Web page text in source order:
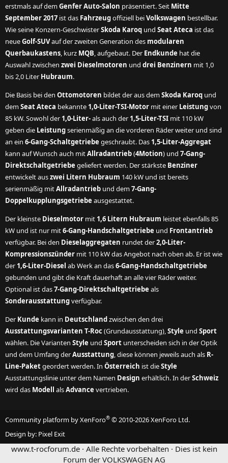
erstmals auf demGenfer Auto-Salon präsentiert. Seit Mitte
September 2017 ist das Fahrzeugoffiziell beiVolkswagen bestellbar.
Wie seine Konzern-GeschwisterSkoda Karoq und Seat Ateca ist das
neueGolf-SUVauf der zweiten Generation des modularen
Querbaukastens, kurz MQB, aufgebaut. Der Endkunde hat die
Auswahl zwischen zwei Dieselmotoren und drei Benzinern mit 1,0
bis 2,0 Liter Hubraum.
Die Basis bei den Ottomotoren bildet der aus demSkoda Karoq und
demSeat Ateca bekannte 1,0-Liter-TSI-Motor mit einer Leistungvon
85 kW. Sowohl der 1,0-Liter-als auch der 1,5-Liter-TSI mit 110 kW
geben die Leistungserienmäßig an die vorderen Räder weiter und sind
an ein 6-Gang-Schaltgetriebe geschraubt. Das 1,5-Liter-Aggregat
kann auf Wunsch auch mitAllradantrieb(4Motion) und 7-Gang-
Direktschaltgetriebe geliefert werden. Der stärkste Benziner
entwickelt auszwei Litern Hubraum 140 kW und ist bereits
serienmäßig mitAllradantrieb und dem7-Gang-
Doppelkupplungsgetriebe ausgestattet.
Der kleinste Dieselmotor mit 1,6 Litern Hubraum leistet ebenfalls 85
kW und ist nur mit6-Gang-Handschaltgetriebe und Frontantrieb
verfügbar. Bei den Dieselaggregaten rundet der2,0-Liter-
Kompressionszünder mit 110 kW das Angebot nach oben ab. Er ist wie
der 1,6-Liter-Diesel ab Werk an das6-Gang-Handschaltgetriebe
gebunden und gibt die Kraft dauerhaft an alle vier Räder weiter.
Optional ist das7-Gang-Direktschaltgetriebe als
Sonderausstattungverfügbar.
Der Kunde kann in Deutschlandzwischen den drei
Ausstattungsvarianten T-Roc(Grundausstattung),Style und Sport
wählen. Die Varianten Style und Sport unterscheiden sich in der Optik
und dem Umfang derAusstattung, diese können jeweils auch als R-
Line-Paketgeordert werden. In Österreich ist dieStyle
Ausstattungslinie unter dem Namen Design erhältlich. In derSchweiz
wird das Modell alsAdvance vertrieben.
Community platform by XenForo® © 2010-2026 XenForo Ltd.
Design by: Pixel Exit
www.t-rocforum.de · Alle Rechte vorbehalten · Dies ist kein
Forum der VOLKSWAGEN AG